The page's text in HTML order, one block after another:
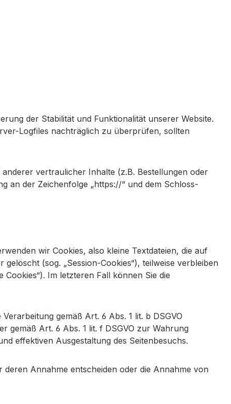
der Stabilität und Funktionalität unserer Website.
Logfiles nachträglich zu überprüfen, sollten
vertraulicher Inhalte (z.B. Bestellungen oder
an der Zeichenfolge „https://“ und dem Schloss-
wir Cookies, also kleine Textdateien, die auf
(sog. „Session-Cookies“), teilweise verbleiben
Im letzteren Fall können Sie die
gemäß Art. 6 Abs. 1 lit. b DSGVO
gemäß Art. 6 Abs. 1 lit. f DSGVO zur Wahrung
effektiven Ausgestaltung des Seitenbesuchs.
Annahme entscheiden oder die Annahme von